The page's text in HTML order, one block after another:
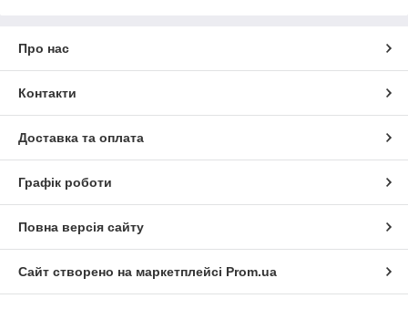
Про нас
Контакти
Доставка та оплата
Графік роботи
Повна версія сайту
Сайт створено на маркетплейсі Prom.ua